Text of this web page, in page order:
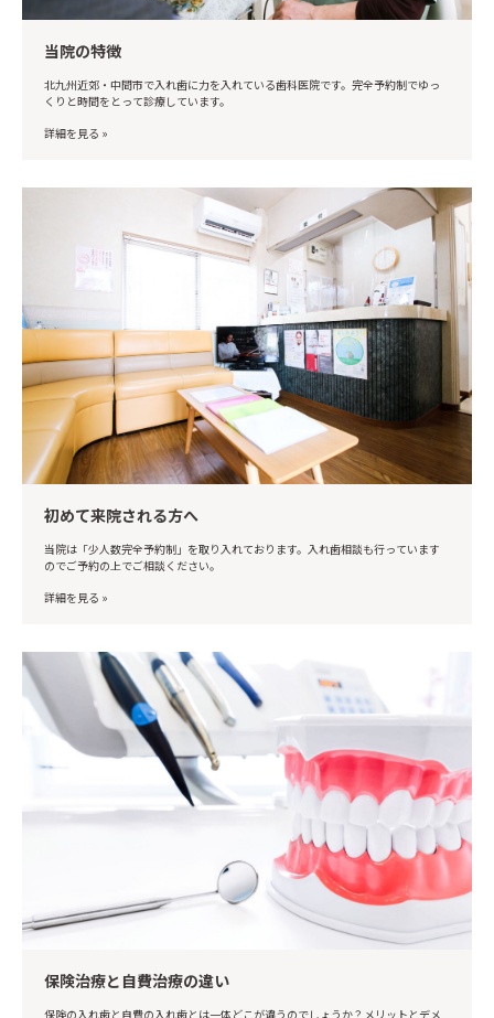
当院の特徴
北九州近郊・中間市で入れ歯に力を入れている歯科医院です。完全予約制でゆっ
くりと時間をとって診療しています。
詳細を見る »
初めて来院される方へ
当院は「少人数完全予約制」を取り入れております。入れ歯相談も行っています
のでご予約の上でご相談ください。
詳細を見る »
保険治療と自費治療の違い
保険の入れ歯と自費の入れ歯とは一体どこが違うのでしょうか？メリットとデメ